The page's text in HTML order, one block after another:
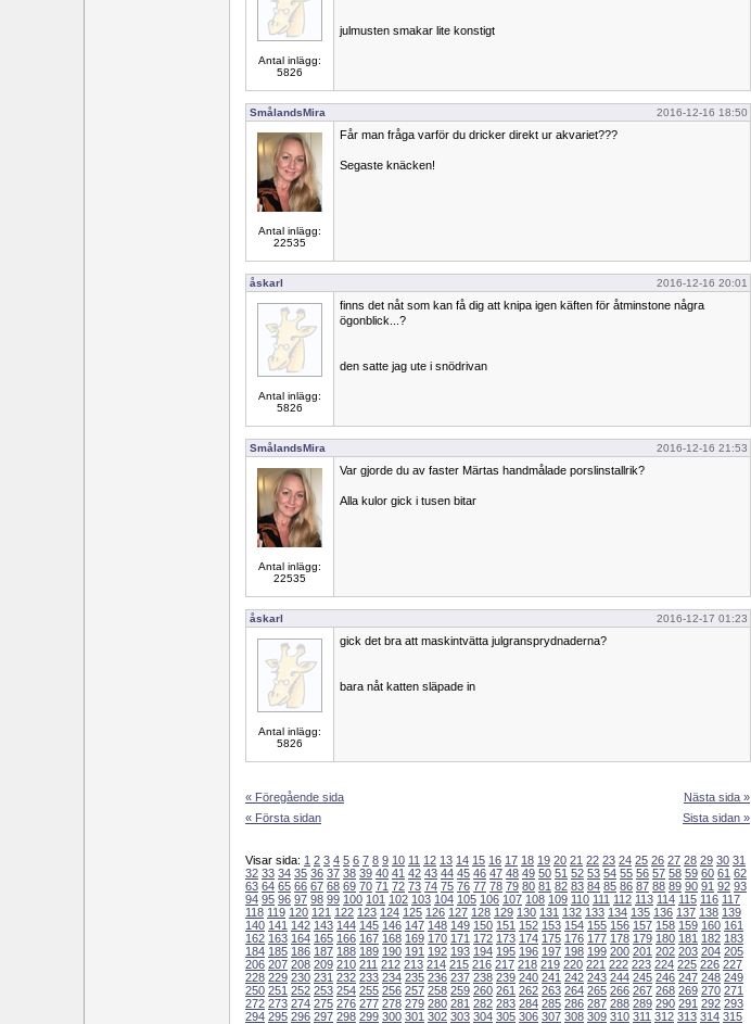
Antal inlägg:
5826
julmusten smakar lite konstigt
SmålandsMira 2016-12-16 18:50
Antal inlägg:
22535
Får man fråga varför du dricker direkt ur akvariet???
Segaste knäcken!
åskarl 2016-12-16 20:01
Antal inlägg:
5826
finns det nåt som kan få dig att knipa igen käften för åtminstone några
ögonblick...?
den satte jag ute i snödrivan
SmålandsMira 2016-12-16 21:53
Antal inlägg:
22535
Var gjorde du av faster Märtas handmålade porslinstallrik?
Alla kulor gick i tusen bitar
åskarl 2016-12-17 01:23
Antal inlägg:
5826
gick det bra att maskintvätta julgransprydnaderna?
bara nåt katten släpade in
« Föregående sida
« Första sidan
Nästa sida »
Sista sidan »
Visar sida: 1 2 3 4 5 6 7 8 9 10 11 12 13 14 15 16 17 18 19 20 21 22 23 24 25 26 27 28 29 30 31
32 33 34 35 36 37 38 39 40 41 42 43 44 45 46 47 48 49 50 51 52 53 54 55 56 57 58 59 60 61 62
63 64 65 66 67 68 69 70 71 72 73 74 75 76 77 78 79 80 81 82 83 84 85 86 87 88 89 90 91 92 93
94 95 96 97 98 99 100 101 102 103 104 105 106 107 108 109 110 111 112 113 114 115 116 117
118 119 120 121 122 123 124 125 126 127 128 129 130 131 132 133 134 135 136 137 138 139
140 141 142 143 144 145 146 147 148 149 150 151 152 153 154 155 156 157 158 159 160 161
162 163 164 165 166 167 168 169 170 171 172 173 174 175 176 177 178 179 180 181 182 183
184 185 186 187 188 189 190 191 192 193 194 195 196 197 198 199 200 201 202 203 204 205
206 207 208 209 210 211 212 213 214 215 216 217 218 219 220 221 222 223 224 225 226 227
228 229 230 231 232 233 234 235 236 237 238 239 240 241 242 243 244 245 246 247 248 249
250 251 252 253 254 255 256 257 258 259 260 261 262 263 264 265 266 267 268 269 270 271
272 273 274 275 276 277 278 279 280 281 282 283 284 285 286 287 288 289 290 291 292 293
294 295 296 297 298 299 300 301 302 303 304 305 306 307 308 309 310 311 312 313 314 315